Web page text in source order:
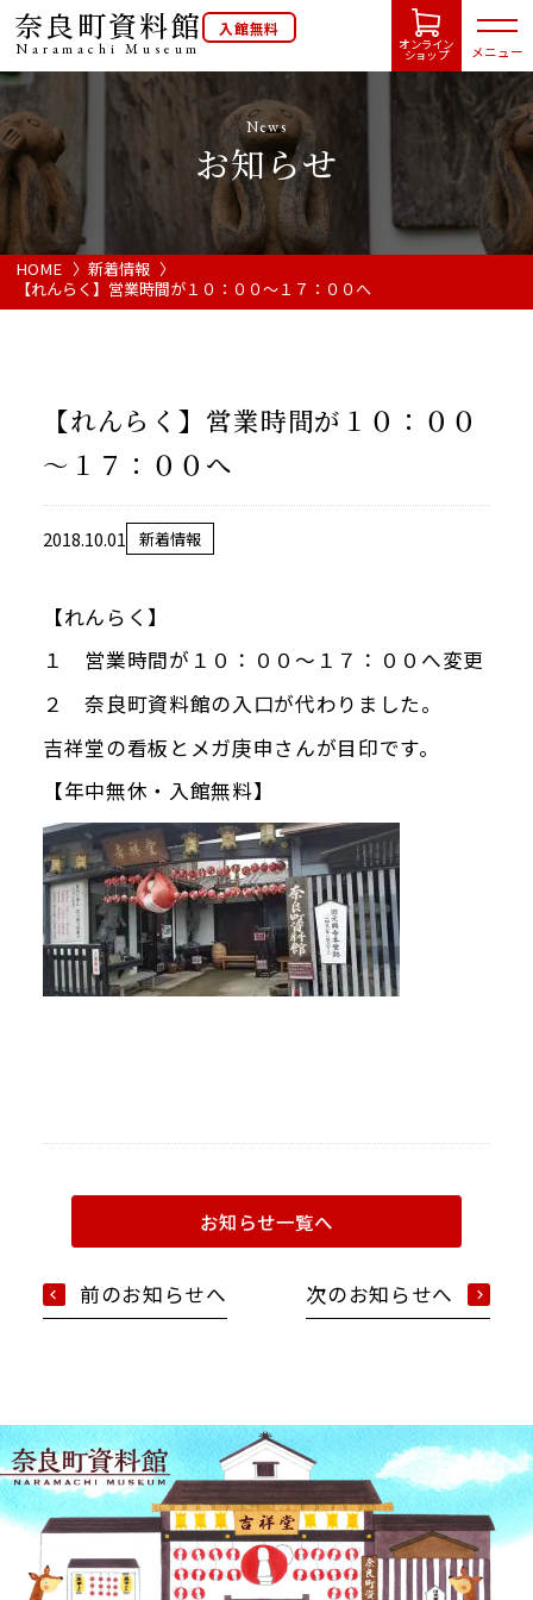
奈良町資料館
NaramachiMuseum
入館無料
オンライン
ショップ メニュー
HOME
開館カレンダー
ご利用案内
当館について
メディア実績
活動実績
お知らせ
ブログ
オンラインショップ
News
お知らせ
HOME
新着情報
【れんらく】営業時間が１０：００～１７：００へ
【れんらく】営業時間が１０：００
～１７：００へ
2018.10.01 新着情報
【れんらく】
１ 営業時間が１０：００～１７：００へ変更
２ 奈良町資料館の入口が代わりました。
吉祥堂の看板とメガ庚申さんが目印です。
【年中無休・入館無料】
前のお知らせへ
お知らせ一覧へ
次のお知らせへ